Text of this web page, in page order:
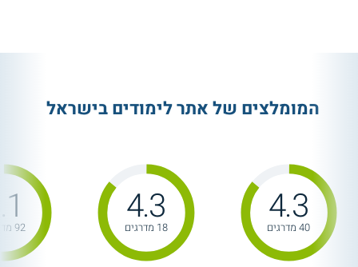
המומלצים של אתר לימודים בישראל
4.3
40 מדרגים 4.3
18 מדרגים 92 מדרגים